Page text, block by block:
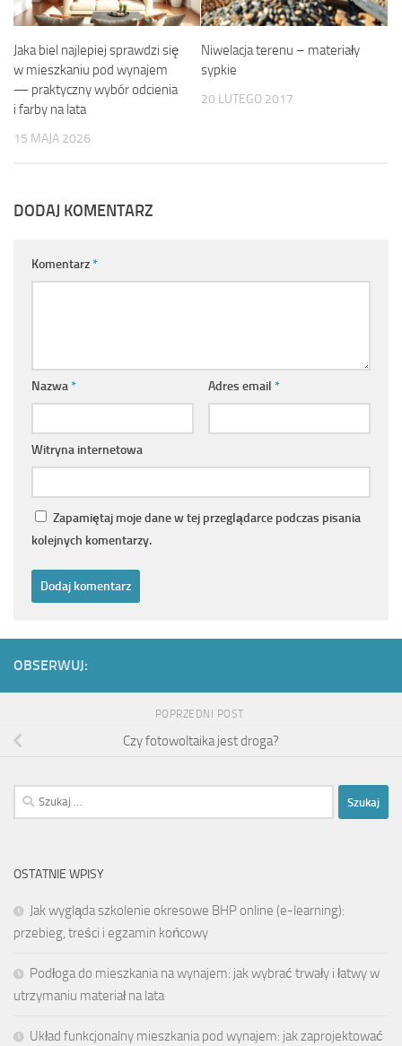
Jaka biel najlepiej sprawdzi się
w mieszkaniu pod wynajem
— praktyczny wybór odcienia
i farby na lata
15 MAJA 2026
Niwelacja terenu – materiały
sypkie
20 LUTEGO 2017
DODAJ KOMENTARZ
Komentarz*
Nazwa* Adres email *
Witryna internetowa
Zapamiętaj moje dane w tej przeglądarce podczas pisania
kolejnych komentarzy.
OBSERWUJ:
POPRZEDNI POST
Czy fotowoltaika jest droga?
Szukaj:
OSTATNIE WPISY
Jak wygląda szkolenie okresowe BHP online (e-learning):
przebieg, treści i egzamin końcowy
Podłoga do mieszkania na wynajem: jak wybrać trwały i łatwy w
utrzymaniu materiał na lata
Układ funkcjonalny mieszkania pod wynajem: jak zaprojektować